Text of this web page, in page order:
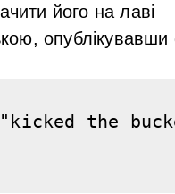
його на лаві
"kicked the